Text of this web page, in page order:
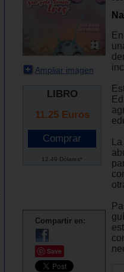
Ampliar imagen
LIBRO
11.25 Euros
12.49 Dólares*
Compartir en:
Save